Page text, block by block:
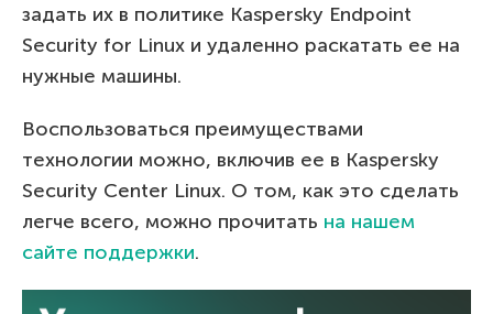
задать их в политике Kaspersky Endpoint
Security for Linux и удаленно раскатать ее на
нужные машины.
Воспользоваться преимуществами
технологии можно, включив ее в Kaspersky
Security Center Linux. О том, как это сделать
легче всего, можно прочитать на нашем
сайте поддержки.